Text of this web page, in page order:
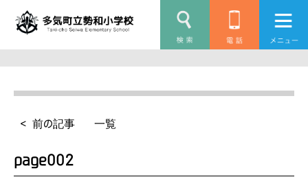
< 前の記事 一覧
page002